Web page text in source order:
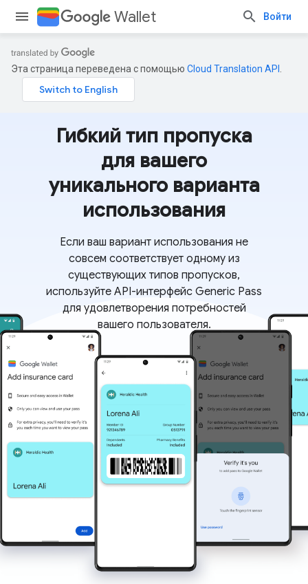
Wallet Войти
Эта страница переведена с помощью Cloud Translation API
Гибкий тип пропуска
для вашего
уникального варианта
использования
Если ваш вариант использования не
совсем соответствует одному из
существующих типов пропусков,
используйте API-интерфейс Generic Pass
для удовлетворения потребностей
вашего пользователя.